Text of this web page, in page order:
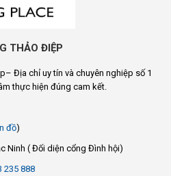
THẢO ĐIỆP
Địa chỉ uy tín và chuyên nghiệp số 1
thực hiện đúng cam kết.
đồ)
Ninh ( Đối diện cổng Đình hội)
235 888